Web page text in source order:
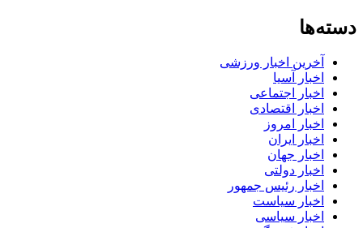
دسته‌ها
آخرین اخبار ورزشی
اخبار آسیا
اخبار اجتماعی
اخبار اقتصادی
اخبار امروز
اخبار ایران
اخبار جهان
اخبار دولتی
اخبار رئیس جمهور
اخبار سیاست
اخبار سیاسی